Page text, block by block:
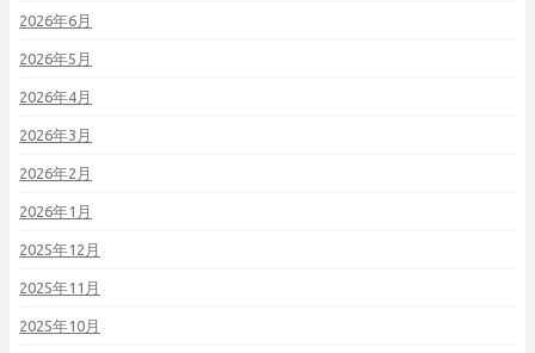
2026年6月
2026年5月
2026年4月
2026年3月
2026年2月
2026年1月
2025年12月
2025年11月
2025年10月